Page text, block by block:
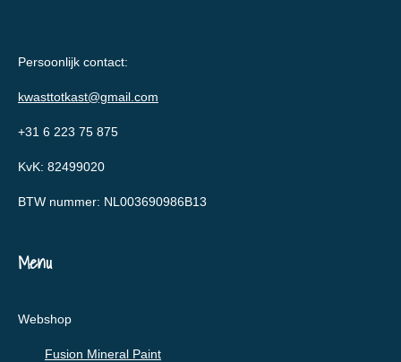
Persoonlijk contact:
kwasttotkast@gmail.com
+31 6 223 75 875
KvK: 82499020
BTW nummer: NL003690986B13
Menu
Webshop
Fusion Mineral Paint